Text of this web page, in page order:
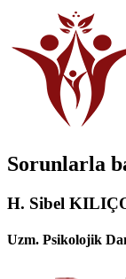
Sorunlarla
H. Sibel
Uzm. Psikolojik